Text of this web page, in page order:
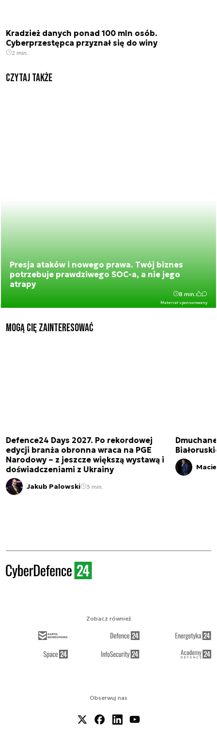
Kradzież danych ponad 100 mln osób.
Cyberprzestępca przyznał się do winy
2 min.
Czytaj także
Presja ataków i nowego prawa. Twój biznes
potrzebuje prawdziwego SOC-a, a nie jego
atrapy
Materiał sponsorowany
8 min.
Mogą Cię zainteresować
Defence24 Days 2027. Po rekordowej
edycji branża obronna wraca na PGE
Narodowy – z jeszcze większą wystawą i
doświadczeniami z Ukrainy
Jakub Palowski 3 min.
Obserwuj nas
Zobacz również